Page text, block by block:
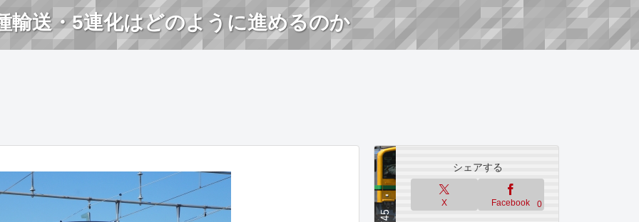
輸送・5連化はどのように進めるのか
シェアする
X Facebook 0